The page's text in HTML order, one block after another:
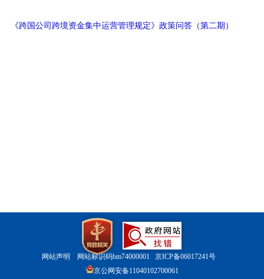
《跨国公司跨境资金集中运营管理规定》政策问答（第二期）
网站声明 网站标识码bm74000001 京ICP备06017241号
京公网安备11040102700061